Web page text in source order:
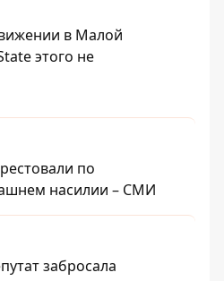
в Малой
этого не
по
насилии – СМИ
забросала